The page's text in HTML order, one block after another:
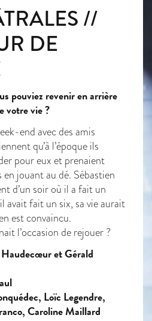
//
DE
pouviez revenir en arrière
votre vie ?
end avec des amis
qu’à l’époque ils
pour eux et prenaient
jouant au dé. Sébastien
d’un soir où il a fait un
avait fait un six, sa vie aurait
est convaincu.
l’occasion de rejouer ?
et Gérald
Loïc Legendre,
Caroline Maillard